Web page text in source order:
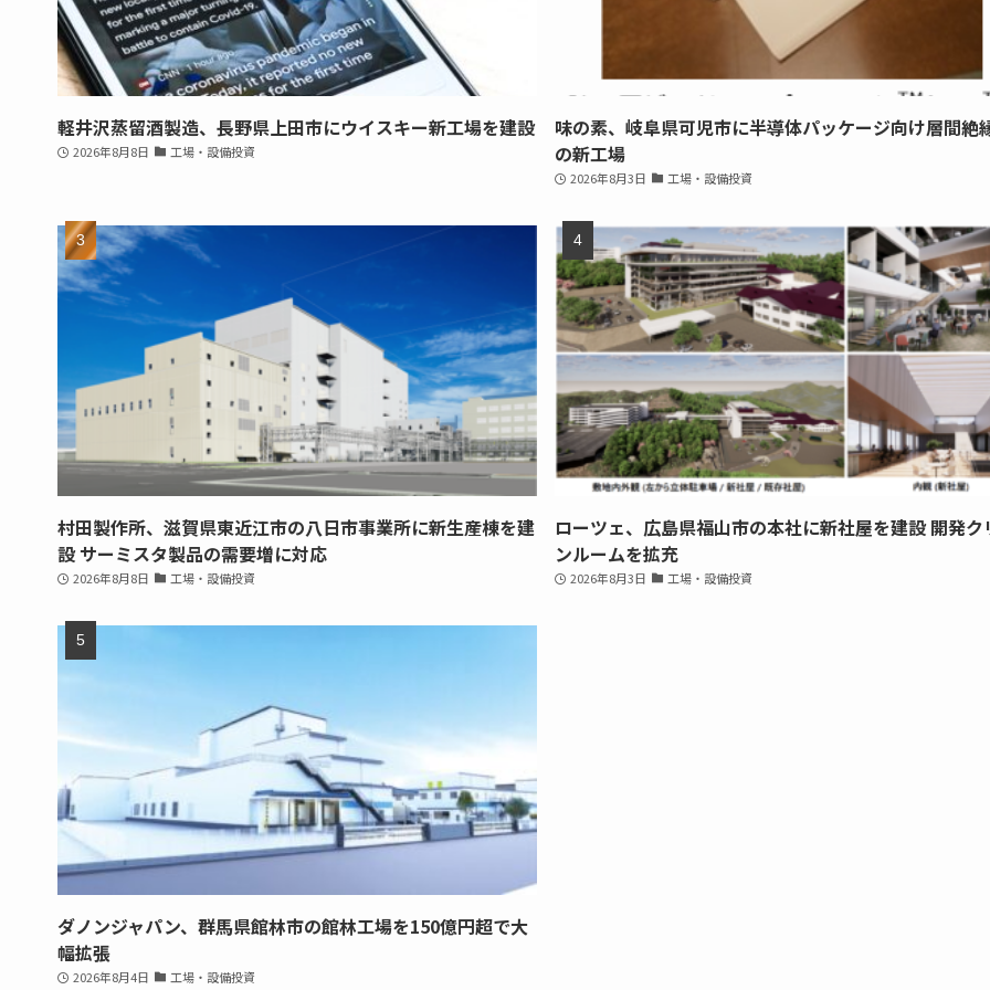
軽井沢蒸留酒製造、長野県上田市にウイスキー新工場を建設
2026年8月8日 工場・設備投資
味の素、岐阜県可児市に半導体パッケージ向け層間絶
の新工場
2026年8月3日 工場・設備投資
村田製作所、滋賀県東近江市の八日市事業所に新生産棟を建
設 サーミスタ製品の需要増に対応
2026年8月8日 工場・設備投資
ローツェ、広島県福山市の本社に新社屋を建設 開発ク
ンルームを拡充
2026年8月3日 工場・設備投資
ダノンジャパン、群馬県館林市の館林工場を150億円超で大
幅拡張
2026年8月4日 工場・設備投資